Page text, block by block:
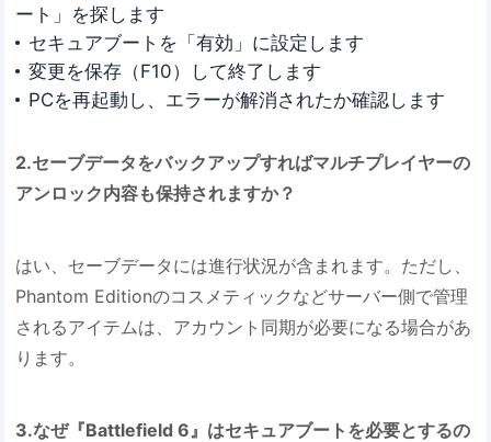
ート」を探します
セキュアブートを「有効」に設定します
変更を保存（F10）して終了します
PCを再起動し、エラーが解消されたか確認します
2.セーブデータをバックアップすればマルチプレイヤーの
アンロック内容も保持されますか？
はい、セーブデータには進行状況が含まれます。ただし、
Phantom Editionのコスメティックなどサーバー側で管理
されるアイテムは、アカウント同期が必要になる場合があ
ります。
3.なぜ『Battlefield 6』はセキュアブートを必要とするの